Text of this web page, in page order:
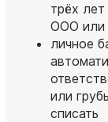
трёх
ООО или
личное
или
списать